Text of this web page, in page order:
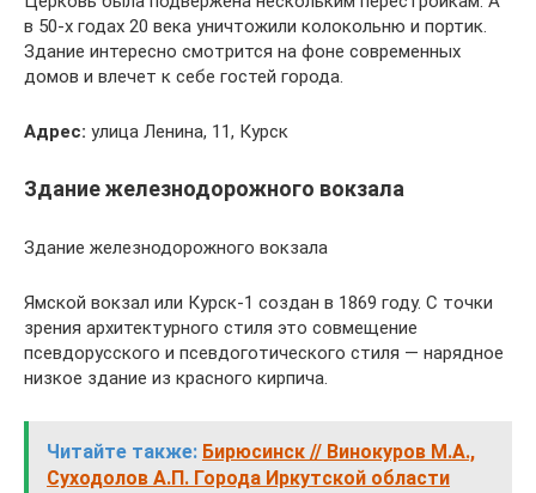
в 50-х годах 20 века уничтожили колокольню и портик.
Здание интересно смотрится на фоне современных
домов и влечет к себе гостей города.
Адрес: улица Ленина, 11, Курск
Здание железнодорожного вокзала
Здание железнодорожного вокзала
Ямской вокзал или Курск-1 создан в 1869 году. С точки
зрения архитектурного стиля это совмещение
псевдорусского и псевдоготического стиля — нарядное
низкое здание из красного кирпича.
Читайте также: Бирюсинск // Винокуров М.А.,
Суходолов А.П. Города Иркутской области